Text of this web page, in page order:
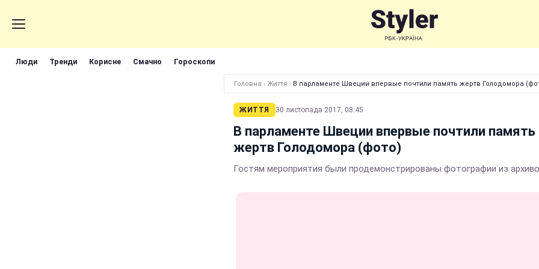
Люди Тренди Корисне Смачно Гороскопи
Головна › Життя › В парламенте Швеции впервые почтили память жертв Голодомора
ЖИТТЯ 30 листопада 2017, 08:45
В парламенте Швеции впервые почтили память
жертв Голодомора (фото)
Гостям мероприятия были продемонстрированы фотографии из